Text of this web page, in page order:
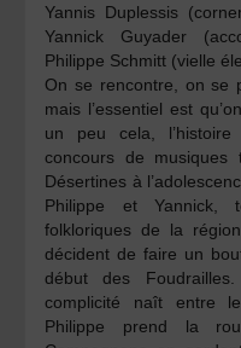
Yannis Duplessis
Yannick Guyader
Philippe Schmitt (vielle
On se rencontre, on se
mais l’essentiel est
un peu cela,
concours de musiques
Désertines à
Philippe et Yannick,
folkloriques de la
décident de faire un
début des
complicité naît entre
Philippe prend la